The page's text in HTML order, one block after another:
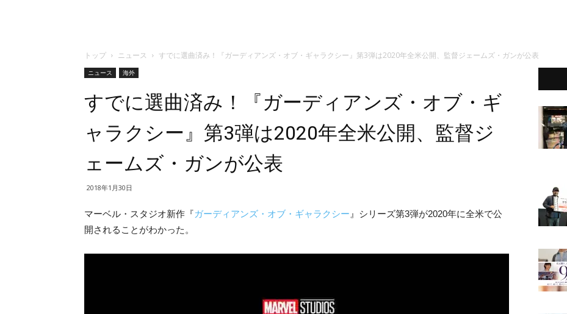
トップ ニュース すでに選曲済み！『ガーディアンズ・オブ・ギャラクシー』第3弾は2020年全米公開、監督ジェームズ・ガンが公表
ニュース 海外
すでに選曲済み！『ガーディアンズ・オブ・ギ
ャラクシー』第3弾は2020年全米公開、監督ジ
ェームズ・ガンが公表
2018年1月30日
マーベル・スタジオ新作『ガーディアンズ・オブ・ギャラクシー 』シリーズ第3弾が2020年に全米で公
開されることがわかった。